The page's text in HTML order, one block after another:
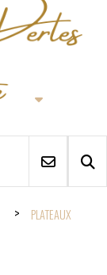
PLATEAUX